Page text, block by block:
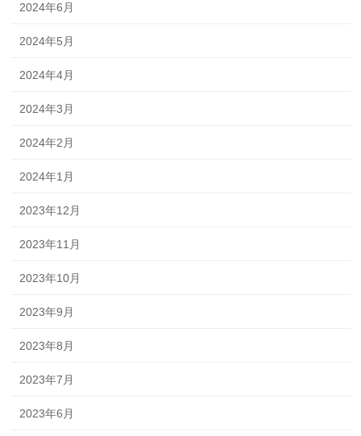
2024年6月
2024年5月
2024年4月
2024年3月
2024年2月
2024年1月
2023年12月
2023年11月
2023年10月
2023年9月
2023年8月
2023年7月
2023年6月